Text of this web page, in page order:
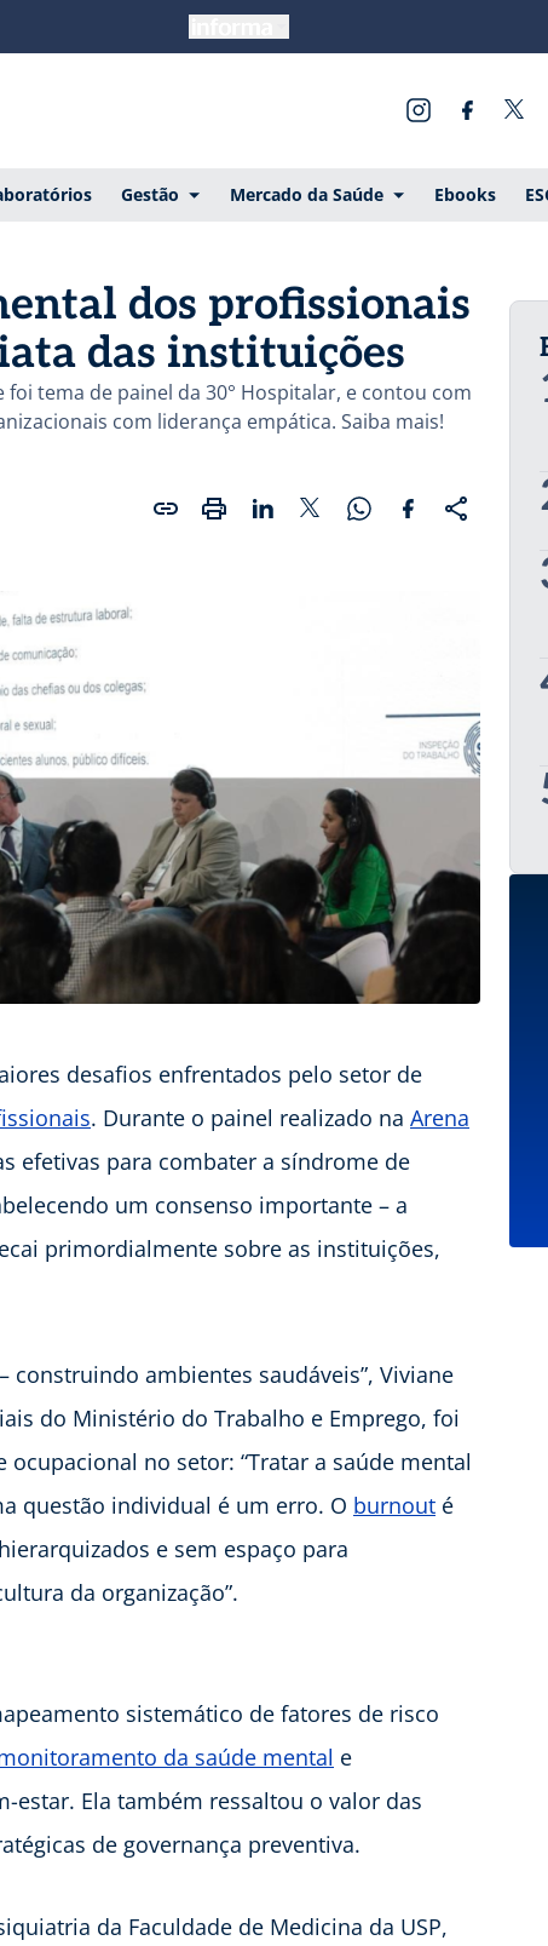
Gestão Mercado da Saúde Ebooks
dos profissionais
das instituições
tema de painel da 30° Hospitalar, e contou com
com liderança empática. Saiba mais!
desafios enfrentados pelo setor de
. Durante o painel realizado na Arena
efetivas para combater a síndrome de
um consenso importante – a
primordialmente sobre as instituições,
construindo ambientes saudáveis”, Viviane
do Ministério do Trabalho e Emprego, foi
no setor: “Tratar a saúde mental
questão individual é um erro. O burnout é
e sem espaço para
da organização”.
sistemático de fatores de risco
da saúde mental e
Ela também ressaltou o valor das
de governança preventiva.
da Faculdade de Medicina da USP,